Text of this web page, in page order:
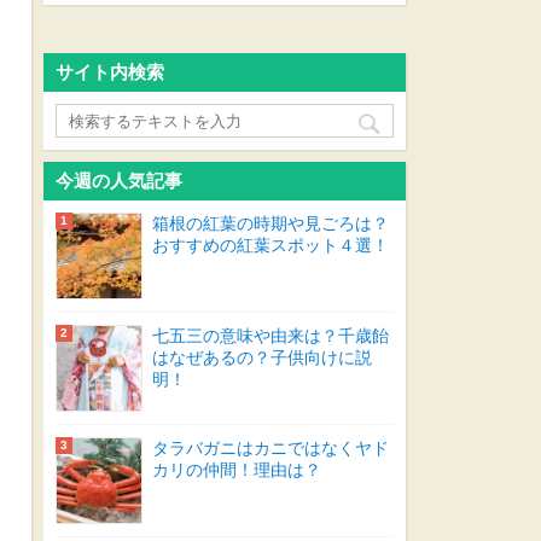
サイト内検索
今週の人気記事
箱根の紅葉の時期や見ごろは？
おすすめの紅葉スポット４選！
七五三の意味や由来は？千歳飴
はなぜあるの？子供向けに説
明！
タラバガニはカニではなくヤド
カリの仲間！理由は？